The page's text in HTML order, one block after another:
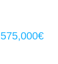
575,000€